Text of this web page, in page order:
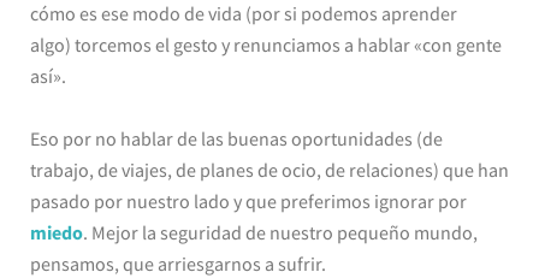
cómo es ese modo de vida (por si podemos aprender
algo) torcemos el gesto y renunciamos a hablar «con gente
así».
Eso por no hablar de las buenas oportunidades (de
trabajo, de viajes, de planes de ocio, de relaciones) que han
pasado por nuestro lado y que preferimos ignorar por
miedo. Mejor la seguridad de nuestro pequeño mundo,
pensamos, que arriesgarnos a sufrir.